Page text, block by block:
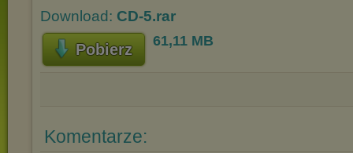
Download: CD-5.rar
Pobierz 61,11 MB
Komentarze: